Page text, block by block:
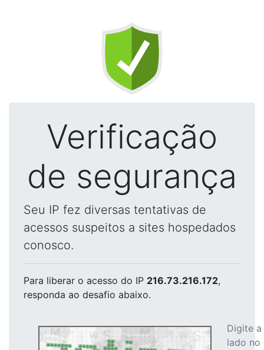
Verificação
de segurança
Seu IP fez diversas tentativas de
acessos suspeitos a sites hospedados
conosco.
Para liberar o acesso do IP 216.73.216.172,
responda ao desafio abaixo.
Digite
lado no